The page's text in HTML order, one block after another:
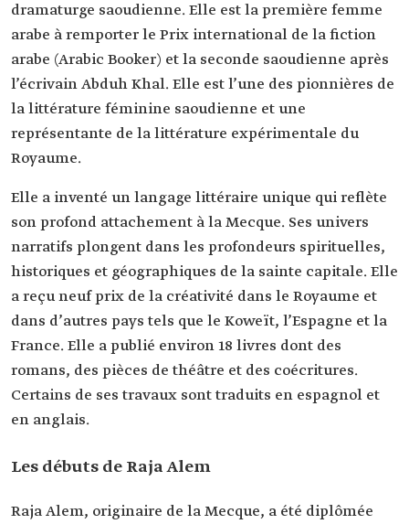
Nom
Raja Mohammed Alem.
Lieu de
naissance
la Mecque.
Secteur
professionnel
écrivaine et dramaturge.
Formation
Licence en littérature anglaise à l'Université du
accomplissementsLa première femme arabe à remporter le Prix
international de fiction arabe. (Arabic Booker).
Elle a reçu environ neuf Prix de la créativité dans
le Royaume et dans d'autres pays.
des pièces de théâtre et des coécritures.
dramaturge saoudienne. Elle est la première femme
arabe à remporter le Prix international de la fiction
arabe (Arabic Booker) et la seconde saoudienne après
l’écrivain Abduh Khal. Elle est l’une des pionnières de
la littérature féminine saoudienne et une
représentante de la littérature expérimentale du
Royaume.
Elle a inventé un langage littéraire unique qui reflète
son profond attachement à la Mecque. Ses univers
narratifs plongent dans les profondeurs spirituelles,
historiques et géographiques de la sainte capitale. Elle
a reçu neuf prix de la créativité dans le Royaume et
dans d’autres pays tels que le Koweït, l’Espagne et la
France. Elle a publié environ 18 livres dont des
romans, des pièces de théâtre et des coécritures.
Certains de ses travaux sont traduits en espagnol et
en anglais.
Les débuts de Raja Alem
Raja Alem, originaire de la Mecque, a été diplômée